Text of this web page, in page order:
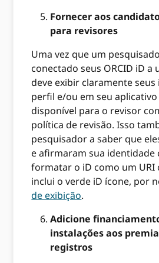
Fornecer aos
para revisores
Uma vez que um
conectado seus ORCID iD a
deve exibir claramente
perfil e/ou em seu
disponível para o revisor
política de revisão. Isso
pesquisador a saber que
e afirmaram sua identidade
formatar o iD como um URI
inclui o verde iD ícone, por
de exibição.
Adicione
instalações aos
registros